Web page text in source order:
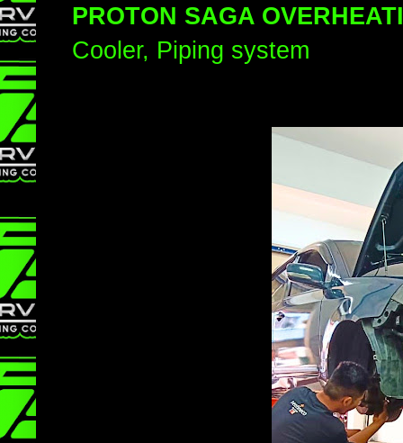
PROTON SAGA
Cooler, Piping system